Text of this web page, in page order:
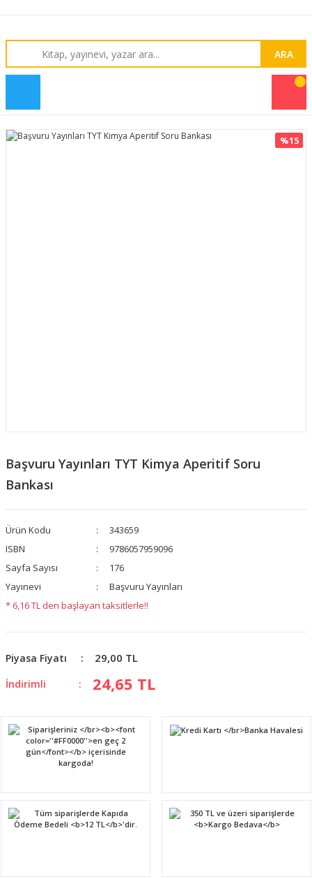
ARA
%15
Başvuru Yayınları TYT Kimya Aperitif Soru
Bankası
Ürün Kodu
343659
ISBN
9786057959096
Sayfa Sayısı
176
Yayınevi
Başvuru Yayınları
* 6,16 TL den başlayan taksitlerle!!
Piyasa Fiyatı 29,00 TL
İndirimli 24,65 TL